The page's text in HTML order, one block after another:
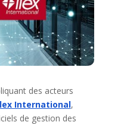
des acteurs
International,
de gestion des